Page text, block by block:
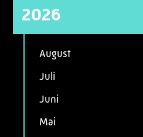
2026
August
Juli
Juni
Mai